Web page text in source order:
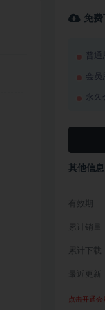
免费
普
会员
永久
其他信息
有效期
累计销量
累计下载
最近更新
点击开通会